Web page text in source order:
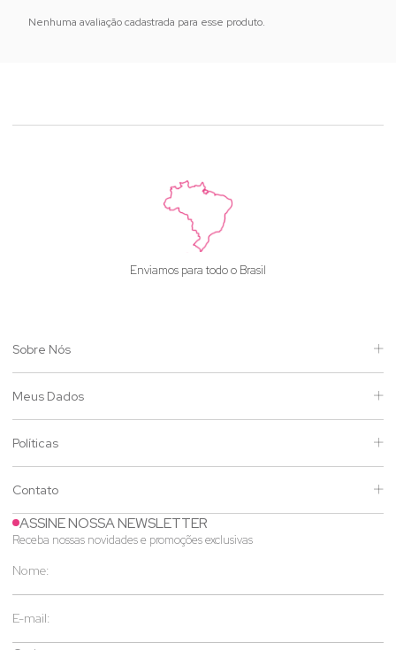
Nenhuma avaliação cadastrada para esse produto.
Enviamos para todo o Brasil
Sobre Nós
Meus Dados
Políticas
Contato
ASSINE NOSSA NEWSLETTER
Receba nossas novidades e promoções exclusivas